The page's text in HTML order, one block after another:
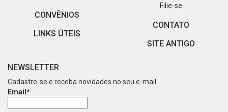
CONVÊNIOS
LINKS ÚTEIS
Filie-se
CONTATO
SITE ANTIGO
NEWSLETTER
Cadastre-se e receba novidades no seu e-mail
Email*